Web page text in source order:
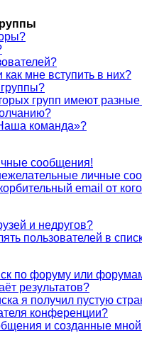
как мне вступить в них?
групп имеют разные
команда»?
сообщения!
личные
email от
и недругов?
пользователей в
по форуму или
результатов?
я получил пустую
конференции?
и созданные